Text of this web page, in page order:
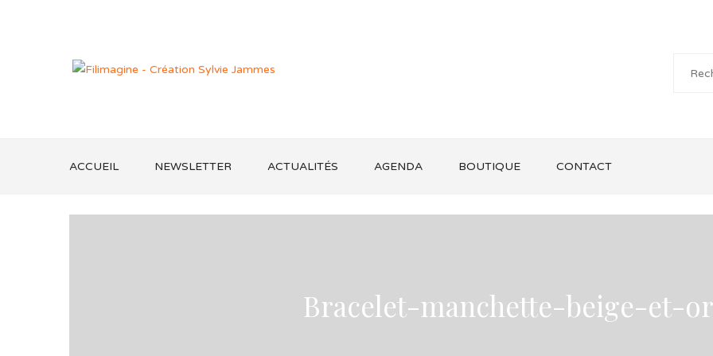
ACCUEIL NEWSLETTER ACTUALITÉS AGENDA BOUTIQUE CONTACT
Bracelet-manchette-beige-et-